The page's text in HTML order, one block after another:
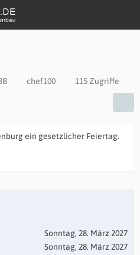
chef100 115 Zugriffe
ein gesetzlicher Feiertag.
Sonntag, 28. März 2027
Sonntag, 28. März 2027